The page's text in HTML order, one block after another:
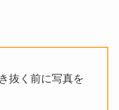
抜く前に写真を